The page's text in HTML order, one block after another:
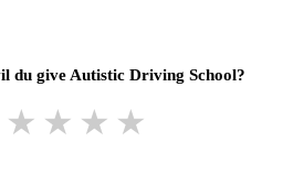
du give Autistic Driving School?
★ ★ ★ ★